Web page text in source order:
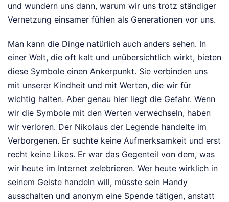
und wundern uns dann, warum wir uns trotz ständiger
Vernetzung einsamer fühlen als Generationen vor uns.
Man kann die Dinge natürlich auch anders sehen. In
einer Welt, die oft kalt und unübersichtlich wirkt, bieten
diese Symbole einen Ankerpunkt. Sie verbinden uns
mit unserer Kindheit und mit Werten, die wir für
wichtig halten. Aber genau hier liegt die Gefahr. Wenn
wir die Symbole mit den Werten verwechseln, haben
wir verloren. Der Nikolaus der Legende handelte im
Verborgenen. Er suchte keine Aufmerksamkeit und erst
recht keine Likes. Er war das Gegenteil von dem, was
wir heute im Internet zelebrieren. Wer heute wirklich in
seinem Geiste handeln will, müsste sein Handy
ausschalten und anonym eine Spende tätigen, anstatt